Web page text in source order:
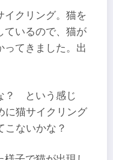
イクリング。猫を
ているので、猫が
ってきました。出
？ という感じ
に猫サイクリング
こないかな？